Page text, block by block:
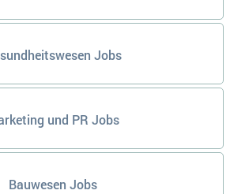
Jobs
und PR Jobs
Bauwesen Jobs